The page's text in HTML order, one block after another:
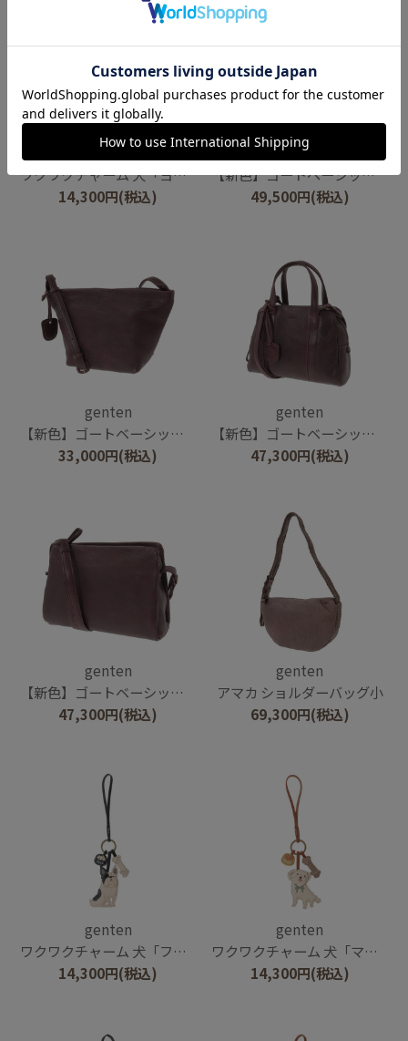
genten
ワクワクチャーム 犬「ヨークシャー・テリア」
14,300円(税込)
genten
【新色】ゴートベーシック ミドルトート
49,500円(税込)
genten
【新色】ゴートベーシック ミニショルダー
33,000円(税込)
genten
【新色】ゴートベーシック 2wayボストンバッグ
47,300円(税込)
genten
【新色】ゴートベーシック B5ショルダーバッグ
47,300円(税込)
genten
アマカ ショルダーバッグ小
69,300円(税込)
genten
ワクワクチャーム 犬「フレンチ・ブルドッグ」
14,300円(税込)
genten
ワクワクチャーム 犬「マルチーズ」
14,300円(税込)